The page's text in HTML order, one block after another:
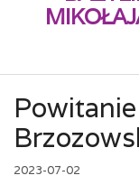
2023-07-02